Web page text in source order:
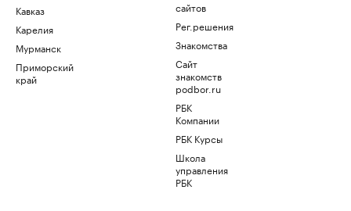
Кавказ
Карелия
Мурманск
Приморский
край
сайтов
Рег.решения
Знакомства
Сайт
знакомств
podbor.ru
РБК
Компании
РБК Курсы
Школа
управления
РБК